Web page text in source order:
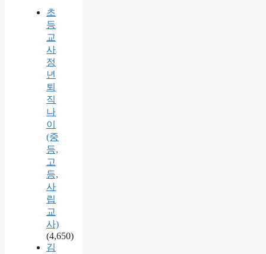
초
등
교
사
정
년
퇴
직
나
이
(중
등,
고
등,
사
립
교
사)
(4,650)
김